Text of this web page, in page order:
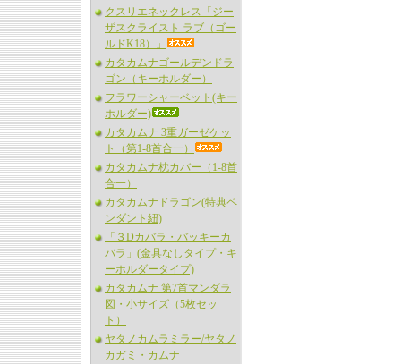
クスリエネックレス「ジー
ザスクライスト ラブ（ゴー
ルドK18）」
カタカムナゴールデンドラ
ゴン（キーホルダー）
フラワーシャーベット(キー
ホルダー)
カタカムナ 3重ガーゼケッ
ト（第1-8首合一）
カタカムナ枕カバー（1-8首
合一）
カタカムナドラゴン(特典ペ
ンダント紐)
「３Dカバラ・バッキーカ
バラ」(金具なしタイプ・キ
ーホルダータイプ)
カタカムナ 第7首マンダラ
図・小サイズ（5枚セッ
ト）
ヤタノカムラミラー/ヤタノ
カガミ・カムナ